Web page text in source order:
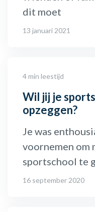
dit moet
13 januari 2021
4 min leestijd
Wil jij je
opzeggen?
Je was
voornemen om
sportschool te
16 september 2020